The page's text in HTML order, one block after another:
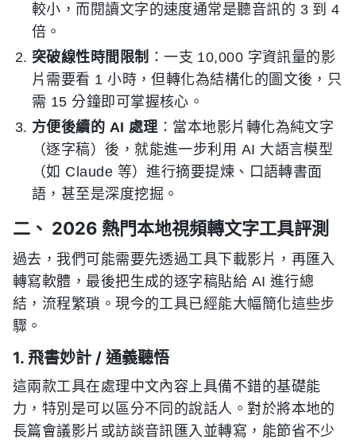
較小，而閱讀文字的速度通常是聽音訊的 3 到 4
倍。
突破線性時間限制 ：一支 10,000 字資訊量的影
片需要看 1 小時，但轉化為結構化的圖文後，只
需 15 分鐘即可掌握核心。
方便後續的 AI 處理 ：當本地影片轉化為純文字
（逐字稿）後，就能進一步利用 AI 大語言模型
（如 Claude 等）進行摘要提煉、口語轉書面
語，甚至是深度挖掘。
二、 2026 熱門本地視頻轉文字工具評測
過去，我們可能需要先透過工具下載影片，再匯入
轉寫軟體，最後把生成的逐字稿貼給 AI 進行總
結，流程繁瑣。現今的工具已經能大幅簡化這些步
驟。
1. 飛書妙計 / 通義聽悟
這兩款工具在處理中文內容上具備不錯的基礎能
力，特別是可以區分不同的說話人。對於將本地的
長篇會議影片或訪談音訊匯入並轉寫，能節省不少